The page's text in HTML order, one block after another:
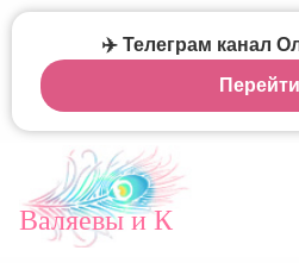
Валяевы и К
✈️ Телеграм канал